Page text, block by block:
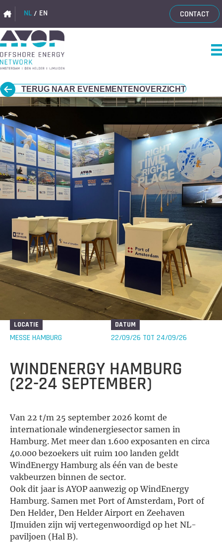
NL EN CONTACT
TERUG NAAR EVENEMENTENOVERZICHT
LOCATIE
MESSE HAMBURG
DATUM
22/09/26 TOT 24/09/26
WINDENERGY HAMBURG
(22-24 SEPTEMBER)
Van 22 t/m 25 september 2026 komt de
internationale windenergiesector samen in
Hamburg. Met meer dan 1.600 exposanten en circa
40.000 bezoekers uit ruim 100 landen geldt
WindEnergy Hamburg als één van de beste
vakbeurzen binnen de sector.
Ook dit jaar is AYOP aanwezig op WindEnergy
Hamburg. Samen met Port of Amsterdam, Port of
Den Helder, Den Helder Airport en Zeehaven
IJmuiden zijn wij vertegenwoordigd op het NL-
paviljoen (Hal B).